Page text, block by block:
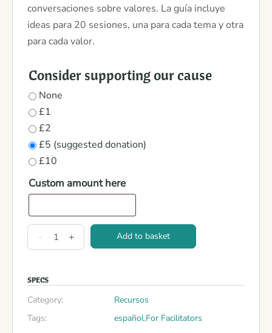
conversaciones sobre valores. La guía incluye
ideas para 20 sesiones, una para cada tema y otra
para cada valor.
Consider supporting our cause
None
£1
£2
£5 (suggested donation)
£10
Custom amount here
- + Add to basket
SPECS
Category:
Recursos
Tags:
español,For Facilitators